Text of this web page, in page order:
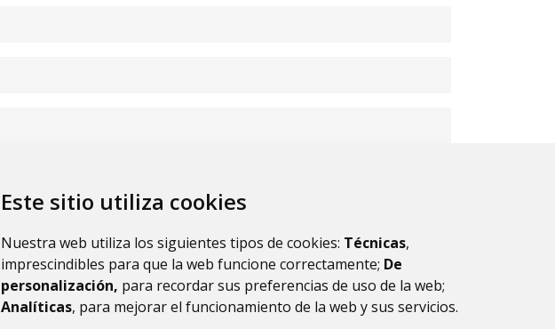
Este sitio utiliza cookies
Nuestra web utiliza los siguientes tipos de cookies: Técnicas,
imprescindibles para que la web funcione correctamente; De
personalización, para recordar sus preferencias de uso de la web;
Analíticas, para mejorar el funcionamiento de la web y sus servicios.